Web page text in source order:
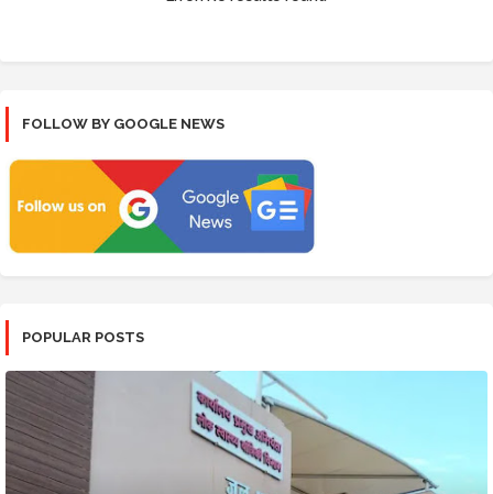
FOLLOW BY GOOGLE NEWS
POPULAR POSTS